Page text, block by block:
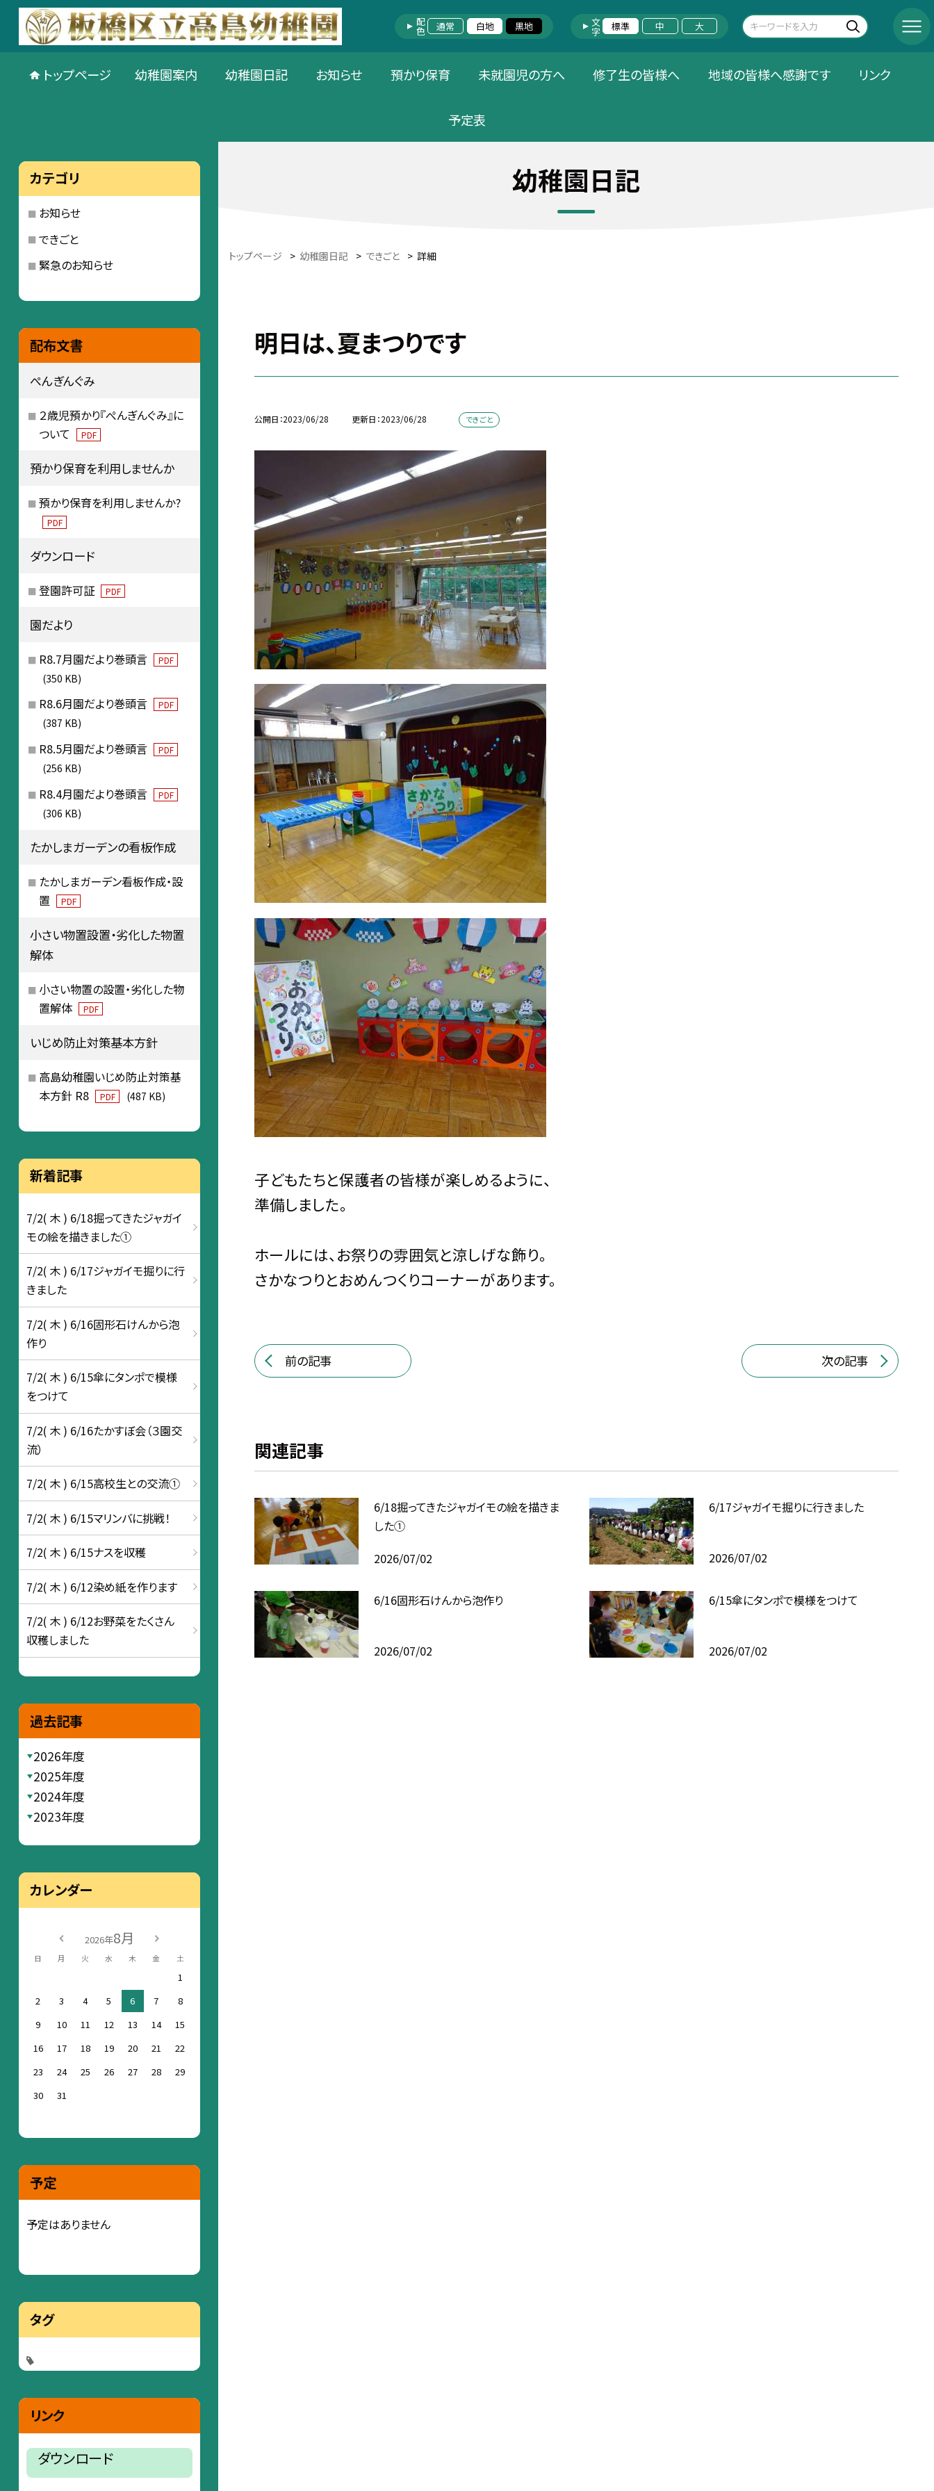
配色 通常 白地 黒地 文字 標準 中 大
トップページ 幼稚園案内 幼稚園日記 お知らせ 預かり保育 未就園児の方へ 修了生の皆様へ 地域の皆様へ感謝です リンク
予定表
幼稚園日記
トップページ > 幼稚園日記 > できごと > 詳細
明日は、夏まつりです
公開日 2023/06/28 更新日 2023/06/28 できごと
子どもたちと保護者の皆様が楽しめるように、
準備しました。
ホールには、お祭りの雰囲気と涼しげな飾り。
さかなつりとおめんつくりコーナーがあります。
前の記事 次の記事
関連記事
6/18掘ってきたジャガイモの絵を描きま
した①
2026/07/02
6/17ジャガイモ掘りに行きました
2026/07/02
6/16固形石けんから泡作り
2026/07/02
6/15傘にタンポで模様をつけて
2026/07/02
カテゴリ
お知らせ
できごと
緊急のお知らせ
配布文書
ぺんぎんぐみ
２歳児預かり『ぺんぎんぐみ』に
ついて
PDF
預かり保育を利用しませんか
預かり保育を利用しませんか?
PDF
ダウンロード
登園許可証 PDF
園だより
R8.7月園だより巻頭言 PDF
(350 KB)
R8.6月園だより巻頭言 PDF
(387 KB)
R8.5月園だより巻頭言 PDF
(256 KB)
R8.4月園だより巻頭言 PDF
(306 KB)
たかしまガーデンの看板作成
たかしまガーデン看板作成・設
置
PDF
小さい物置設置・劣化した物置
解体
小さい物置の設置・劣化した物
置解体
PDF
いじめ防止対策基本方針
高島幼稚園いじめ防止対策基
本方針 R8
PDF (487 KB)
新着記事
7/2( 木 ) 6/18掘ってきたジャガイ
モの絵を描きました①
7/2( 木 ) 6/17ジャガイモ掘りに行
きました
7/2( 木 ) 6/16固形石けんから泡
作り
7/2( 木 ) 6/15傘にタンポで模様
をつけて
7/2( 木 ) 6/16たかすぼ会（３園交
流）
7/2( 木 ) 6/15高校生との交流①
7/2( 木 ) 6/15マリンバに挑戦！
7/2( 木 ) 6/15ナスを収穫
7/2( 木 ) 6/12染め紙を作ります
7/2( 木 ) 6/12お野菜をたくさん
収穫しました
過去記事
2026年度
2025年度
2024年度
2023年度
カレンダー
2026年8月
日 月 火 水 木 金 土
1
2
3 4 5 6 7
8
9
10 11 12 13 14
15
16
17 18 19 20 21
22
23
24 25 26 27 28
29
30
31
予定
予定はありません
タグ
リンク
ダウンロード